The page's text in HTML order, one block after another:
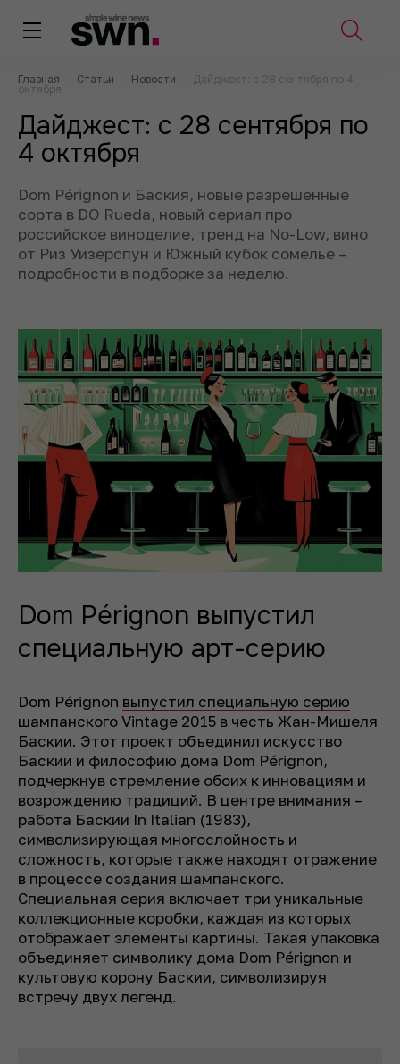
Главная – Статьи – Новости – Дайджест: с 28 сентября по 4
октября
Дайджест: с 28 сентября по
4 октября
Dom Pérignon и Баския, новые разрешенные
сорта в DO Rueda, новый сериал про
российское виноделие, тренд на No-Low, вино
от Риз Уизерспун и Южный кубок сомелье –
подробности в подборке за неделю.
Dom Pérignon выпустил
специальную арт-серию
Dom Pérignon выпустил специальную серию
шампанского Vintage 2015 в честь Жан-Мишеля
Баскии. Этот проект объединил искусство
Баскии и философию дома Dom Pérignon,
подчеркнув стремление обоих к инновациям и
возрождению традиций. В центре внимания –
работа Баскии In Italian (1983),
символизирующая многослойность и
сложность, которые также находят отражение
в процессе создания шампанского.
Специальная серия включает три уникальные
коллекционные коробки, каждая из которых
отображает элементы картины. Такая упаковка
объединяет символику дома Dom Pérignon и
культовую корону Баскии, символизируя
встречу двух легенд.